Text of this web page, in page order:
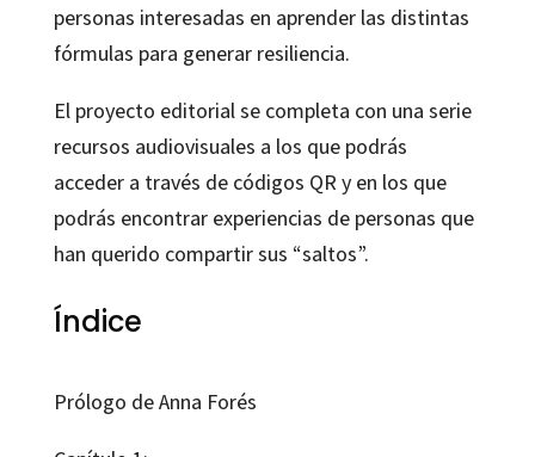
personas interesadas en aprender las distintas
fórmulas para generar resiliencia.
El proyecto editorial se completa con una serie
recursos audiovisuales a los que podrás
acceder a través de códigos QR y en los que
podrás encontrar experiencias de personas que
han querido compartir sus “saltos”.
Índice
Prólogo de Anna Forés